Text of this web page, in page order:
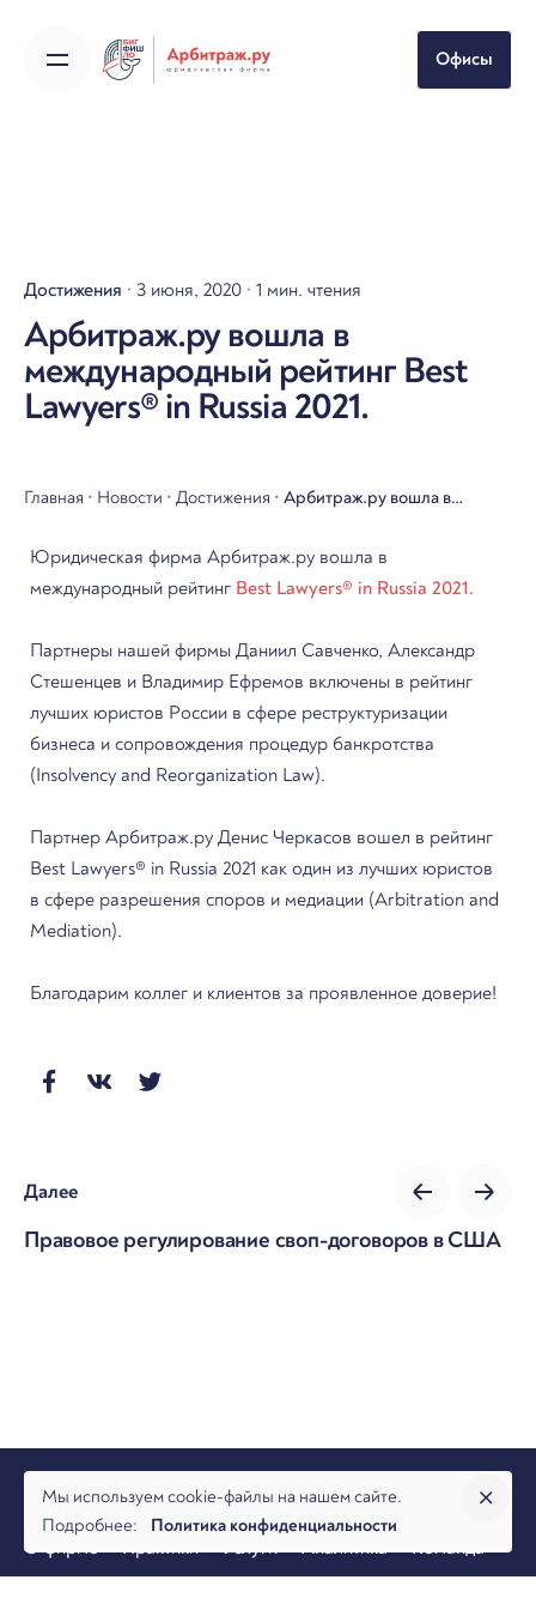
Офисы
Достижения 3 июня, 2020 1 мин. чтения
Арбитраж.ру вошла в
международный рейтинг Best
Lawyers® in Russia 2021.
Главная • Новости • Достижения • Арбитраж.ру вошла в
Best Lawyers® in Russia 2021.
Юридическая фирма Арбитраж.ру вошла в
международный рейтинг Best Lawyers® in Russia 2021.
Партнеры нашей фирмы Даниил Савченко, Александр
Стешенцев и Владимир Ефремов включены в рейтинг
лучших юристов России в сфере реструктуризации
бизнеса и сопровождения процедур банкротства
(Insolvency and Reorganization Law).
Партнер Арбитраж.ру Денис Черкасов вошел в рейтинг
Best Lawyers® in Russia 2021 как один из лучших юристов
в сфере разрешения споров и медиации (Arbitration and
Mediation).
Благодарим коллег и клиентов за проявленное доверие!
Далее
Правовое регулирование своп-договоров в США
О фирме Практики Услуги Аналитика
Команда
Мы используем cookie-файлы на нашем сайте.
Подробнее: Политика конфиденциальности